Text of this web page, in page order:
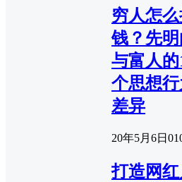
穷人怎
钱？先明
与富人的
个思想行
差异
20年5月6日 0
打造网红